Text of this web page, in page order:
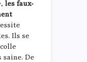
les faux-
Ils se
saine. De